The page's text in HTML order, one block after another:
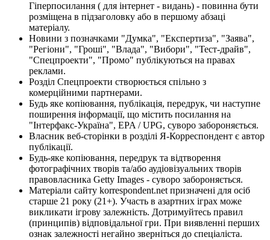
Гіперпосилання ( для інтернет - видань) - повинна бути
розміщена в підзаголовку або в першому абзаці
матеріалу.
Новини з позначками "Думка", "Експертиза", "Заява",
"Регіони", "Гроші", "Влада", "Вибори", "Тест-драйв",
"Спецпроекти", "Промо" публікуються на правах
реклами.
Розділ Спецпроекти створюється спільно з
комерційними партнерами.
Будь яке копіювання, публікація, передрук, чи наступне
поширення інформації, що містить посилання на
"Інтерфакс-Україна", EPA / UPG, суворо забороняється.
Власник веб-сторінки в розділі Я-Корреспондент є автор
публікації.
Будь-яке копіювання, передрук та відтворення
фотографічних творів та/або аудіовізуальних творів
правовласника Getty Images - суворо забороняється.
Матеріали сайту korrespondent.net призначені для осіб
старше 21 року (21+). Участь в азартних іграх може
викликати ігрову залежність. Дотримуйтесь правил
(принципів) відповідальної гри. При виявленні перших
ознак залежності негайно зверніться до спеціаліста.